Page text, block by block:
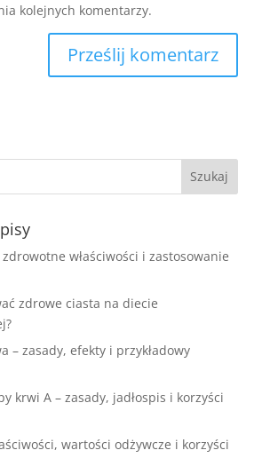
kolejnych komentarzy.
zdrowotne właściwości i zastosowanie
zdrowe ciasta na diecie
– zasady, efekty i przykładowy
krwi A – zasady, jadłospis i korzyści
wartości odżywcze i korzyści